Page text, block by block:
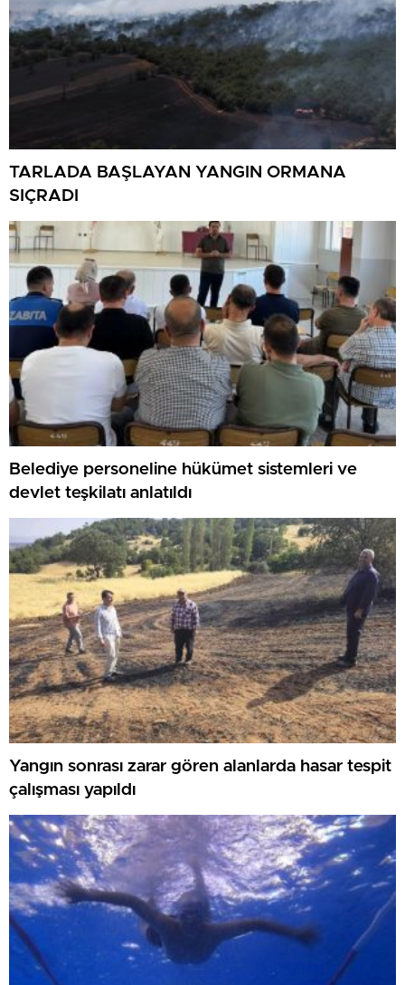
TARLADA BAŞLAYAN YANGIN ORMANA
SIÇRADI
Belediye personeline hükümet sistemleri ve
devlet teşkilatı anlatıldı
Yangın sonrası zarar gören alanlarda hasar tespit
çalışması yapıldı